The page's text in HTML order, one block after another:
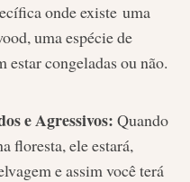
onde existe uma
uma espécie de
estar congeladas ou não.
e Agressivos: Quando
floresta, ele estará,
e assim você terá